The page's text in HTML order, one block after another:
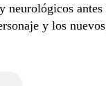
neurológicos
y los